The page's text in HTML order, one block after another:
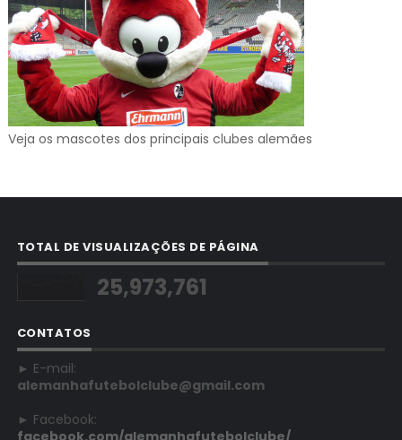
Veja os mascotes dos principais clubes alemães
TOTAL DE VISUALIZAÇÕES DE PÁGINA
25,973,761
CONTATOS
► E-mail:
alemanhafutebolclube@gmail.com
► Facebook:
facebook.com/alemanhafutebolclube/